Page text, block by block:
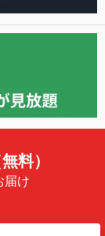
料）
届け